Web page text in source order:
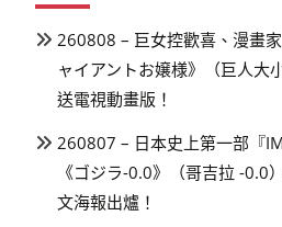
260808 – 巨女控歡喜、漫畫
ャイアントお嬢様》（巨人大
送電視動畫版！
260807 – 日本史上第一部『
《ゴジラ-0.0》（哥吉拉 -0.0
文海報出爐！